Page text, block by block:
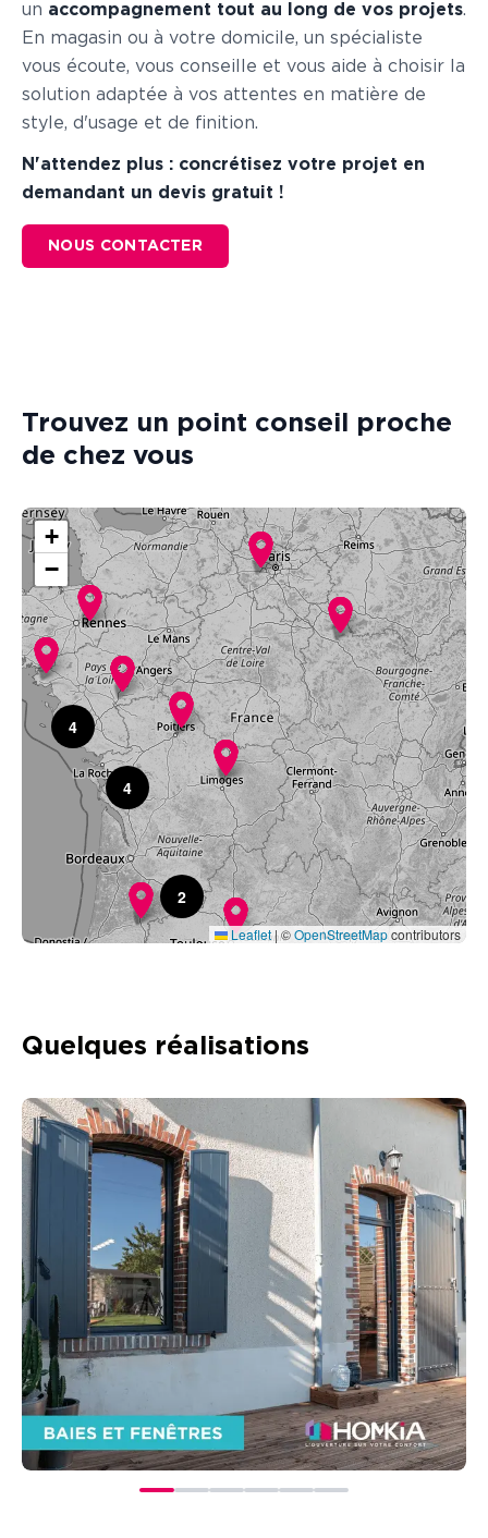
un accompagnement tout au long de vos projets.
En magasin ou à votre domicile, un spécialiste
vous écoute, vous conseille et vous aide à choisir la
solution adaptée à vos attentes en matière de
style, d'usage et de finition.
N'attendez plus : concrétisez votre projet en
demandant un devis gratuit !
NOUS CONTACTER
Trouvez un point conseil proche
de chez vous
4
4
2
+
−
Leaflet|©OpenStreetMapcontributors
Quelques réalisations